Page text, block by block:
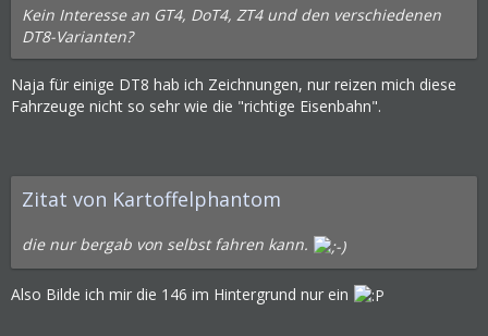
Kein Interesse an GT4, DoT4, ZT4 und den verschiedenen
DT8-Varianten?
Naja für einige DT8 hab ich Zeichnungen, nur reizen mich diese
Fahrzeuge nicht so sehr wie die "richtige Eisenbahn".
Zitat von Kartoffelphantom
die nur bergab von selbst fahren kann.
Also Bilde ich mir die 146 im Hintergrund nur ein